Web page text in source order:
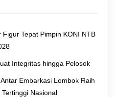
Tepat Pimpin KONI NTB
Integritas hingga Pelosok
Embarkasi Lombok Raih
Nasional